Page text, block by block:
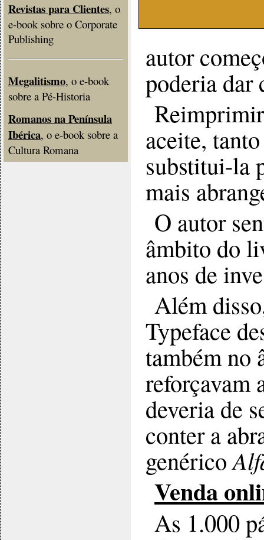
Revistas para Clientes, o
e-book sobre o Corporate
Publishing
Megalitismo, o e-book
sobre a Pé-Historia
Romanos na Península
Ibérica, o e-book sobre a
Cultura Romana
autor
poderia dar
aceite,
substitui-la
mais
O autor
âmbito do
anos de
Além
Typeface
também no
reforçavam
deveria de
conter a
genérico
Venda
As 1.000